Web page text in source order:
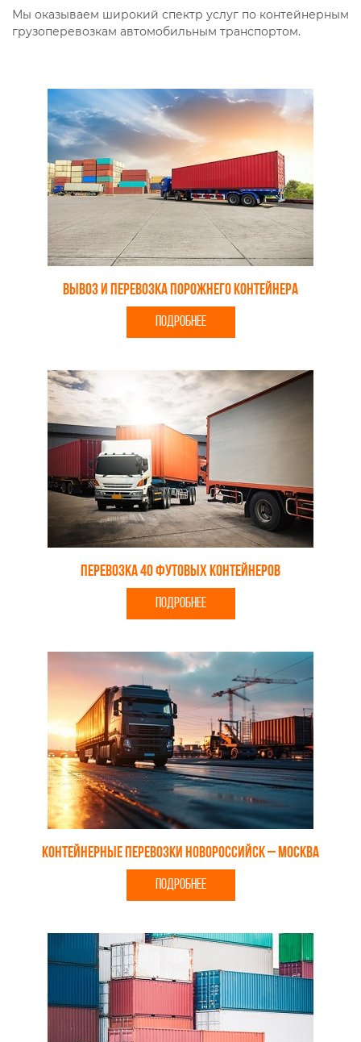
Мы оказываем широкий спектр услуг по контейнерным
грузоперевозкам автомобильным транспортом.
Вывоз и перевозка порожнего контейнера
ПОДРОБНЕЕ
Перевозка 40 футовых контейнеров
ПОДРОБНЕЕ
Контейнерные перевозки Новороссийск – Москва
ПОДРОБНЕЕ